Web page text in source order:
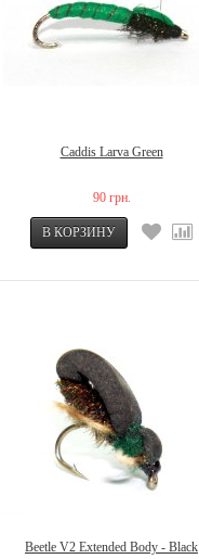
Caddis Larva Green
90 грн.
Beetle V2 Extended Body - Black